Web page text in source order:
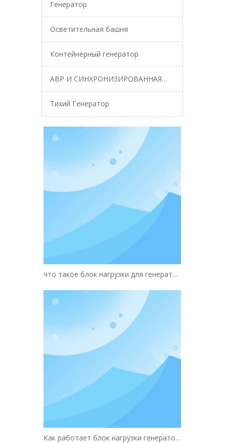
Генератор
Осветительная башня
Контейнерный генератор
АВР И СИНХРОНИЗИРОВАННАЯ СИСТЕМА
Тихий Генератор
что такое блок нагрузки для генератора
Как работает блок нагрузки генератора